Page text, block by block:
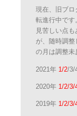
現在、旧ブロ
転進行中です
見苦しい点
が、随時調
の月は調整未
2021年 1/2/3/
2020年 1/2/3/
2019年 1/2/3/